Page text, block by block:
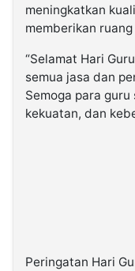
meningkatkan
memberikan
“Selamat Hari
semua jasa dan
Semoga para
kekuatan, dan
Peringatan Hari